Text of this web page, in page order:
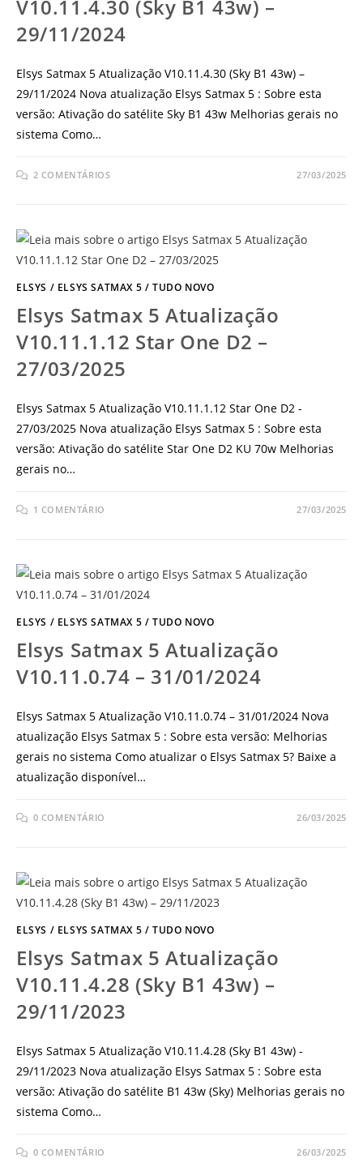
V10.11.4.30 (Sky B1 43w) –
29/11/2024
Elsys Satmax 5 Atualização V10.11.4.30 (Sky B1 43w) –
29/11/2024 Nova atualização Elsys Satmax 5 : Sobre esta
versão: Ativação do satélite Sky B1 43w Melhorias gerais no
sistema Como…
2 COMENTÁRIOS 27/03/2025
ELSYS / ELSYS SATMAX 5 /TUDO NOVO
Elsys Satmax 5 Atualização
V10.11.1.12 Star One D2 –
27/03/2025
Elsys Satmax 5 Atualização V10.11.1.12 Star One D2 -
27/03/2025 Nova atualização Elsys Satmax 5 : Sobre esta
versão: Ativação do satélite Star One D2 KU 70w Melhorias
gerais no…
1 COMENTÁRIO 27/03/2025
ELSYS / ELSYS SATMAX 5 /TUDO NOVO
Elsys Satmax 5 Atualização
V10.11.0.74 – 31/01/2024
Elsys Satmax 5 Atualização V10.11.0.74 – 31/01/2024 Nova
atualização Elsys Satmax 5 : Sobre esta versão: Melhorias
gerais no sistema Como atualizar o Elsys Satmax 5? Baixe a
atualização disponível…
0 COMENTÁRIO 26/03/2025
ELSYS / ELSYS SATMAX 5 /TUDO NOVO
Elsys Satmax 5 Atualização
V10.11.4.28 (Sky B1 43w) –
29/11/2023
Elsys Satmax 5 Atualização V10.11.4.28 (Sky B1 43w) -
29/11/2023 Nova atualização Elsys Satmax 5 : Sobre esta
versão: Ativação do satélite B1 43w (Sky) Melhorias gerais no
sistema Como…
0 COMENTÁRIO 26/03/2025